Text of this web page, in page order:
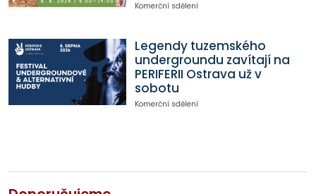
Komerční sdělení
Legendy tuzemského
undergroundu zavítají na
PERIFERII Ostrava už v
sobotu
Komerční sdělení